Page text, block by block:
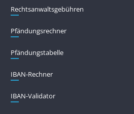
Rechtsanwaltsgebühren
Pfändungs­rechner
Pfändungs­tabelle
IBAN-Rechner
IBAN-Validator